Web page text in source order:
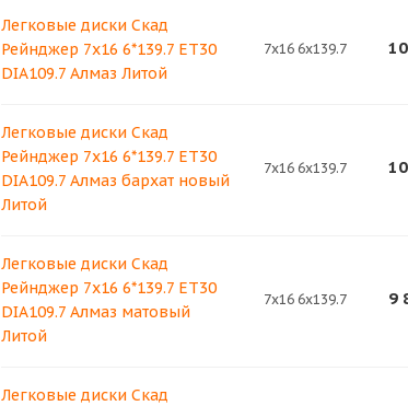
Легковые диски Скад
Рейнджер 7x16 6*139.7 ET30
DIA109.7 Алмаз Литой
7x16 6x139.7
Легковые диски Скад
Рейнджер 7x16 6*139.7 ET30
DIA109.7 Алмаз бархат новый
Литой
7x16 6x139.7
Легковые диски Скад
Рейнджер 7x16 6*139.7 ET30
DIA109.7 Алмаз матовый
Литой
7x16 6x139.7 9
Легковые диски Скад